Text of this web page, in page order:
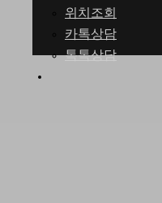
위치조회
카톡상담
톡톡상담